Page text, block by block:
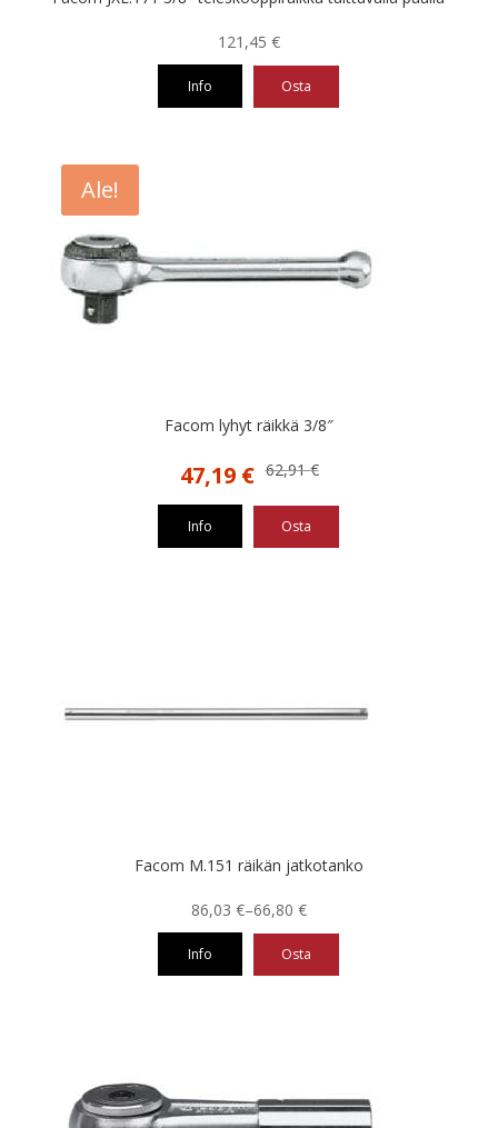
121,45 €
Info Osta
Ale!
Facom lyhyt räikkä 3/8″
62,91€
Alkuperäinen
62,91 €.
47,19 €Nykyinen
47,19 €.
Info Osta
Facom M.151 räikän jatkotanko
66,80 €
–
86,03 €Hintaluokka:
66,80 €
Info Osta
muunnelma.
Voit